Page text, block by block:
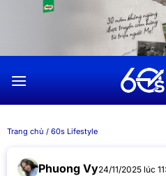
dung
Trang chủ / 60s Lifestyle
Phuong Vy24/11/2025 lúc